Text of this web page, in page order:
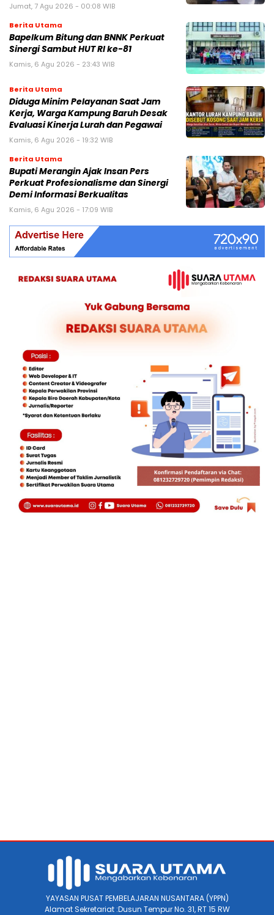
Jumat, 7 Agu 2026 - 00:08 WIB
Berita Utama
Bapelkum Bitung dan BNNK Perkuat
Sinergi Sambut HUT RI ke-81
Kamis, 6 Agu 2026 - 23:43 WIB
Berita Utama
Diduga Minim Pelayanan Saat Jam
Kerja, Warga Kampung Baruh Desak
Evaluasi Kinerja Lurah dan Pegawai
Kamis, 6 Agu 2026 - 19:32 WIB
Berita Utama
Bupati Merangin Ajak Insan Pers
Perkuat Profesionalisme dan Sinergi
Demi Informasi Berkualitas
Kamis, 6 Agu 2026 - 17:09 WIB
YAYASAN PUSAT PEMBELAJARAN NUSANTARA (YPPN)
Alamat Sekretariat :Dusun Tempur No. 31, RT 15 RW